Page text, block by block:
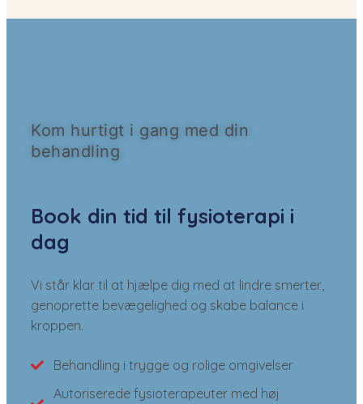
Kom hurtigt i gang med din
behandling
Book din tid til fysioterapi i
dag
Vi står klar til at hjælpe dig med at lindre smerter,
genoprette bevægelighed og skabe balance i
kroppen.
Behandling i trygge og rolige omgivelser
Autoriserede fysioterapeuter med høj